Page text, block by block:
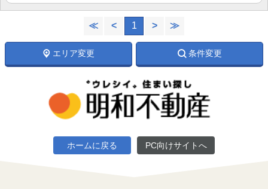
≪ < 1 > ≫
エリア変更 条件変更
ホームに戻る PC向けサイトへ